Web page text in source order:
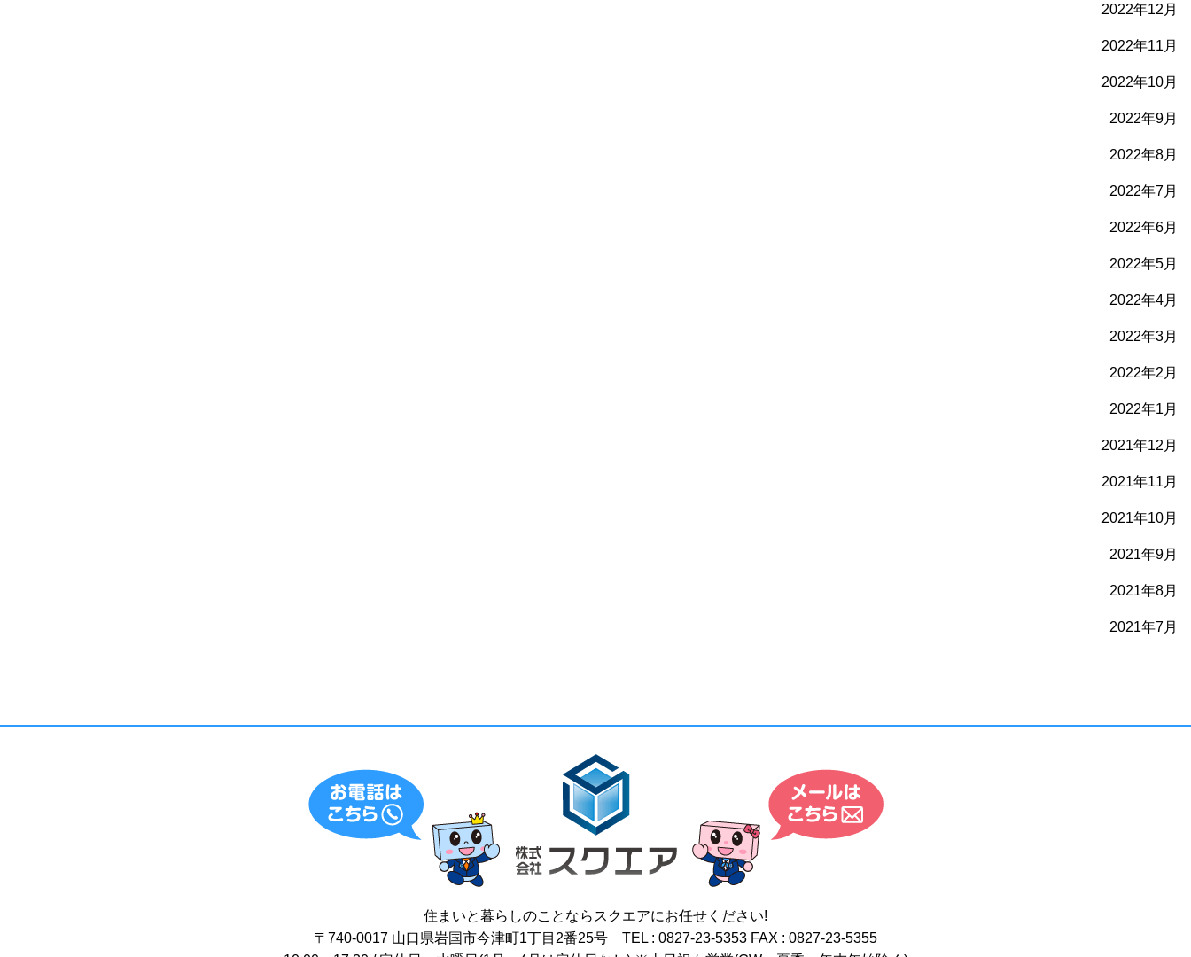
2022年12月
2022年11月
2022年10月
2022年9月
2022年8月
2022年7月
2022年6月
2022年5月
2022年4月
2022年3月
2022年2月
2022年1月
2021年12月
2021年11月
2021年10月
2021年9月
2021年8月
2021年7月
住まいと暮らしのことなら スクエアにお任せください!
〒740-0017 山口県岩国市今津町1丁目2番25号 TEL : 0827-23-5353 FAX : 0827-23-5355